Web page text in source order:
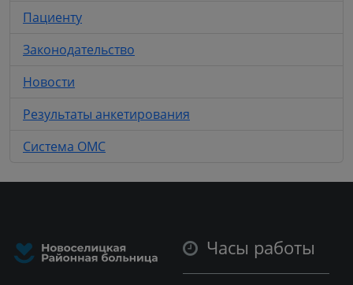
Пациенту
Законодательство
Новости
Результаты анкетирования
Система ОМС
Часы работы